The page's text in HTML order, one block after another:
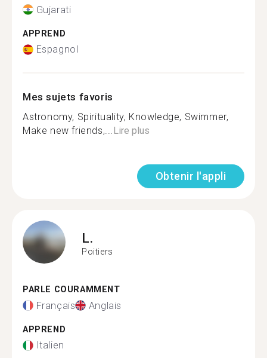
Gujarati
APPREND
Espagnol
Mes sujets favoris
Astronomy, Spirituality, Knowledge, Swimmer,
Make new friends,...Lire plus
Obtenir l'appli
L.
Poitiers
PARLE COURAMMENT
Français Anglais
APPREND
Italien